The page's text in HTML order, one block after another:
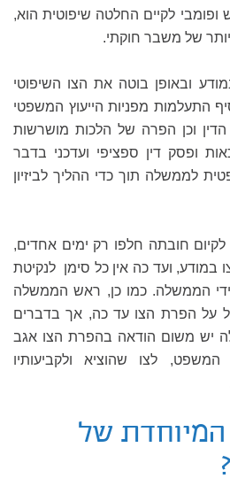
לקיים החלטה שיפוטית הוא,
של משבר חוקתי.
ובאופן בוטה את הצו השיפוטי
התעלמות מפניות הייעוץ המשפטי
וכן הפרה של הלכות מושרשות
ופסק דין ספציפי ועדכני בדבר
לממשלה תוך כדי ההליך לביזיון
חובתה חלפו רק ימים אחדים,
ועד כה אין כל סימן לנקיטת
ידי הממשלה. כמו כן, ראש הממשלה
על הפרת הצו עד כה, אך בדברים
יש משום הודאה בהפרת הצו אגב
לצו שהוציא ולקביעותיו
של